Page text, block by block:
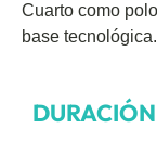
Cuarto como
base tecnológica.